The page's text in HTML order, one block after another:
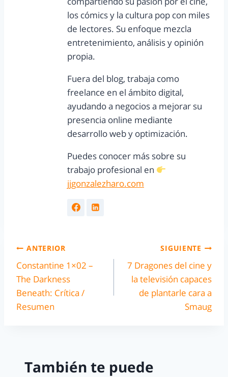
los cómics y la cultura pop con miles
de lectores. Su enfoque mezcla
entretenimiento, análisis y opinión
propia.
Fuera del blog, trabaja como
freelance en el ámbito digital,
ayudando a negocios a mejorar su
presencia online mediante
desarrollo web y optimización.
Puedes conocer más sobre su
trabajo profesional en
jjgonzalezharo.com
ANTERIOR
Constantine 1×02 –
The Darkness
Beneath: Crítica /
Resumen
SIGUIENTE
7 Dragones del cine y
la televisión capaces
de plantarle cara a
Smaug
También te puede